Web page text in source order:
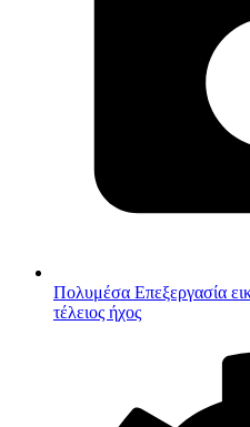
Πολυμέσα Επεξεργασία
τέλειος ήχος